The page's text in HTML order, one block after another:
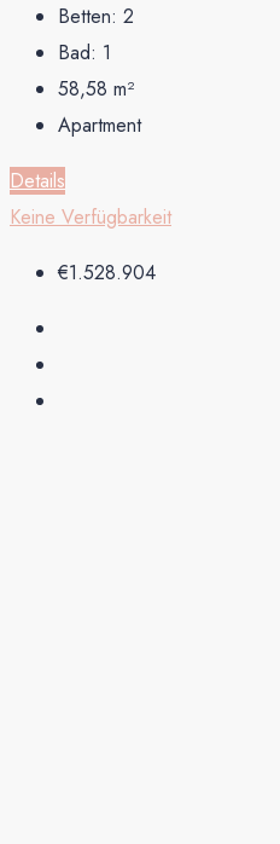
Betten: 2
Bad: 1
58,58 m²
Apartment
Details
Keine Verfügbarkeit
€1.528.904